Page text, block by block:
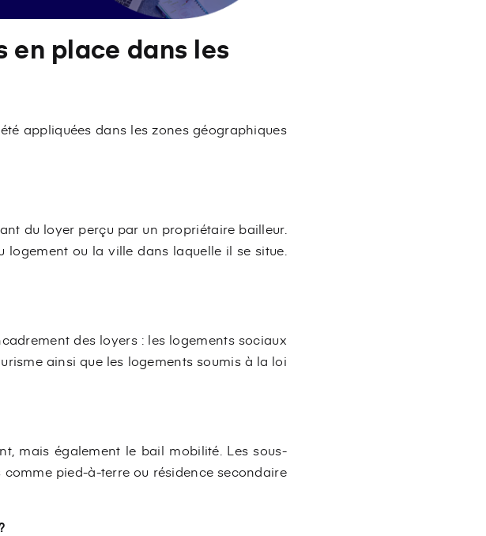
en place dans les
appliquées dans les zones géographiques
du loyer perçu par un propriétaire bailleur.
logement ou la ville dans laquelle il se situe.
des loyers : les logements sociaux
ainsi que les logements soumis à la loi
mais également le bail mobilité. Les sous-
pied-à-terre ou résidence secondaire